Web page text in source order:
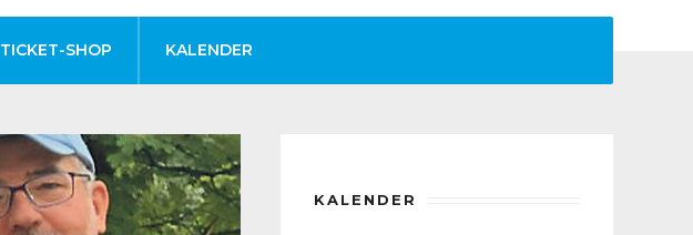
TICKET-SHOP KALENDER
KALENDER